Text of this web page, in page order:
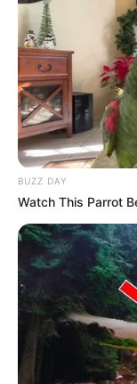
BUZZ DAY
Watch This Parrot